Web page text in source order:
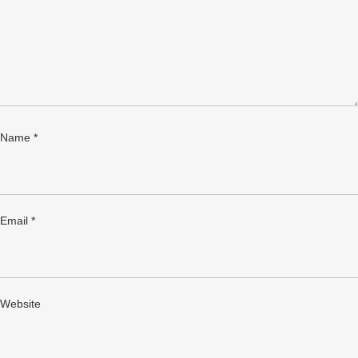
Name *
Email *
Website